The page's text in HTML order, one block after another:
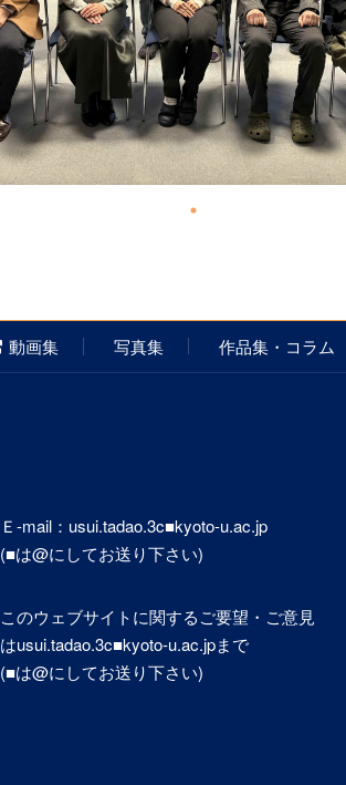
動画集 写真集 作品集・コラム
Ｅ-mail：usui.tadao.3c■kyoto-u.ac.jp
(■は@にしてお送り下さい)
このウェブサイトに関するご要望・ご意見
はusui.tadao.3c■kyoto-u.ac.jpまで
(■は@にしてお送り下さい)